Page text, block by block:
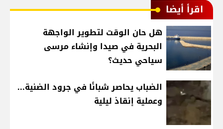
اقرأ أيضا
هل حان الوقت لتطوير الواجهة
البحرية في صيدا وإنشاء مرسى
سياحي حديث؟
الضباب يحاصر شبانًا في جرود الضنية...
وعملية إنقاذ ليلية